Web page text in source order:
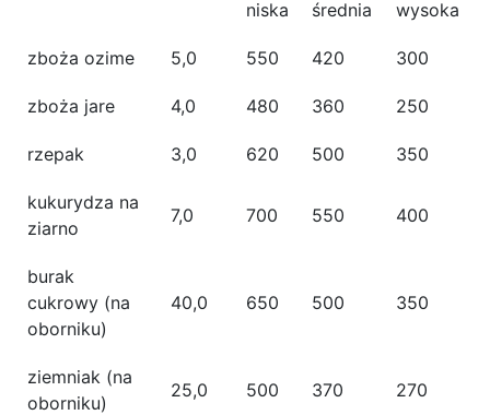
niska średnia wysoka
zboża ozime 5,0 550 420 300
zboża jare 4,0 480 360 250
rzepak 3,0 620 500 350
kukurydza na
ziarno
7,0 700 550 400
burak
cukrowy (na
oborniku)
40,0 650 500 350
ziemniak (na
oborniku)
25,0 500 370 270